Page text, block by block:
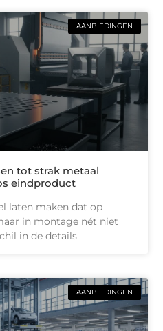
AANBIEDINGEN
tot strak metaal
eindproduct
laten maken dat op
in montage nét niet
in de details
AANBIEDINGEN